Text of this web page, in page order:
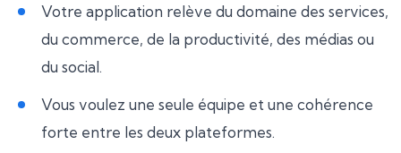
Votre application relève du domaine des services,
du commerce, de la productivité, des médias ou
du social.
Vous voulez une seule équipe et une cohérence
forte entre les deux plateformes.